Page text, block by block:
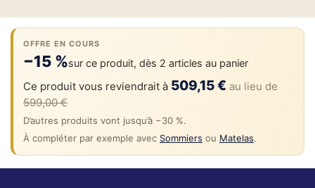
OFFRE EN COURS
−15 %sur ce produit, dès 2 articles au panier
Ce produit vous reviendrait à 509,15 € au lieu de
599,00 €
D’autres produits vont jusqu’à −30 %.
À compléter par exemple avec Sommiers ou Matelas.